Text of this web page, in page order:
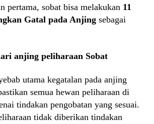
pertama, sobat bisa melakukan 11
Gatal pada Anjing sebagai
anjing peliharaan Sobat
utama kegatalan pada anjing
semua hewan peliharaan di
tindakan pengobatan yang sesuai.
tidak diberikan tindakan